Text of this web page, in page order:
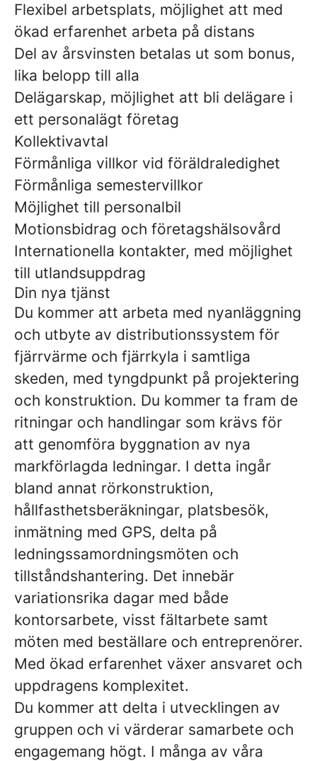
Flexibel arbetsplats, möjlighet att med
ökad erfarenhet arbeta på distans
Del av årsvinsten betalas ut som bonus,
lika belopp till alla
Delägarskap, möjlighet att bli delägare i
ett personalägt företag
Kollektivavtal
Förmånliga villkor vid föräldraledighet
Förmånliga semestervillkor
Möjlighet till personalbil
Motionsbidrag och företagshälsovård
Internationella kontakter, med möjlighet
till utlandsuppdrag
Din nya tjänst
Du kommer att arbeta med nyanläggning
och utbyte av distributionssystem för
fjärrvärme och fjärrkyla i samtliga
skeden, med tyngdpunkt på projektering
och konstruktion. Du kommer ta fram de
ritningar och handlingar som krävs för
att genomföra byggnation av nya
markförlagda ledningar. I detta ingår
bland annat rörkonstruktion,
hållfasthetsberäkningar, platsbesök,
inmätning med GPS, delta på
ledningssamordningsmöten och
tillståndshantering. Det innebär
variationsrika dagar med både
kontorsarbete, visst fältarbete samt
möten med beställare och entreprenörer.
Med ökad erfarenhet växer ansvaret och
uppdragens komplexitet.
Du kommer att delta i utvecklingen av
gruppen och vi värderar samarbete och
engagemang högt. I många av våra